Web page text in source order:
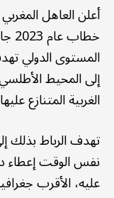
أعلن العاهل
المستوى الدولي
إلى المحيط
الغربية المتنازع
تهدف الرباط بذلك
نفس الوقت إعطاء
عليه، الأقرب